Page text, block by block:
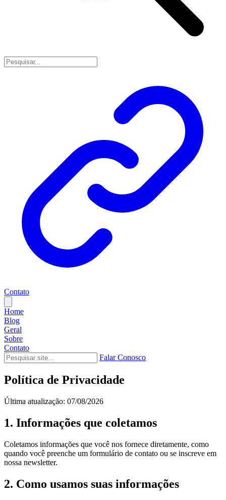
Contato
Home
Blog
Geral
Sobre
Contato
Falar Conosco
Política de Privacidade
Última atualização: 07/08/2026
1. Informações que coletamos
Coletamos informações que você nos fornece diretamente, como
quando você preenche um formulário de contato ou se inscreve em
nossa newsletter.
2. Como usamos suas informações